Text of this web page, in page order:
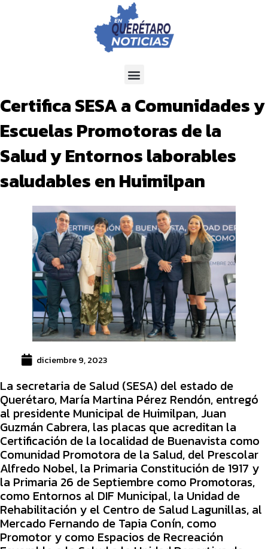
Certifica SESA a Comunidades y
Escuelas Promotoras de la
Salud y Entornos laborables
saludables en Huimilpan
diciembre 9, 2023
La secretaria de Salud (SESA) del estado de
Querétaro, María Martina Pérez Rendón, entregó
al presidente Municipal de Huimilpan, Juan
Guzmán Cabrera, las placas que acreditan la
Certificación de la localidad de Buenavista como
Comunidad Promotora de la Salud, del Prescolar
Alfredo Nobel, la Primaria Constitución de 1917 y
la Primaria 26 de Septiembre como Promotoras,
como Entornos al DIF Municipal, la Unidad de
Rehabilitación y el Centro de Salud Lagunillas, al
Mercado Fernando de Tapia Conín, como
Promotor y como Espacios de Recreación